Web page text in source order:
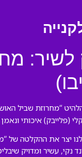
חלק 2” של הפרויקט של רביבו כמו מקצוענים? הגעתם
(פלייבק) איכותי
נקי, עשיר ומדויק